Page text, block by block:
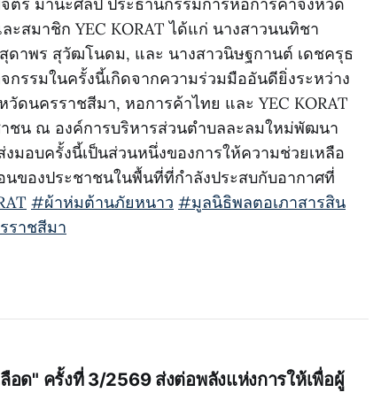
สมาชิก YEC KORAT ได้แก่ นางสาวนนทิชา
ดาพร สุวัฒโนดม, และ นางสาวนิษฐกานต์ เดชครุธ
รรมในครั้งนี้เกิดจากความร่วมมืออันดียิ่งระหว่าง
ดนครราชสีมา, หอการค้าไทย และ YEC KORAT
ชน ณ องค์การบริหารส่วนตำบลละลมใหม่พัฒนา
มอบครั้งนี้เป็นส่วนหนึ่งของการให้ความช่วยเหลือ
นของประชาชนในพื้นที่ที่กำลังประสบกับอากาศที่
#ผ้าห่มต้านภัยหนาว #มูลนิธิพลตอเภาสารสิน
ราชสีมา
อด" ครั้งที่ 3/2569 ส่งต่อพลังแห่งการให้เพื่อผู้